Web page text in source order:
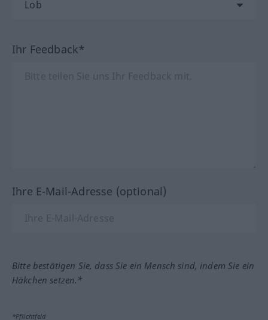
Ihr Feedback*
Ihre E-Mail-Adresse (optional)
Bitte bestätigen Sie, dass Sie ein Mensch sind, indem Sie ein
Häkchen setzen.*
*Pflichtfeld